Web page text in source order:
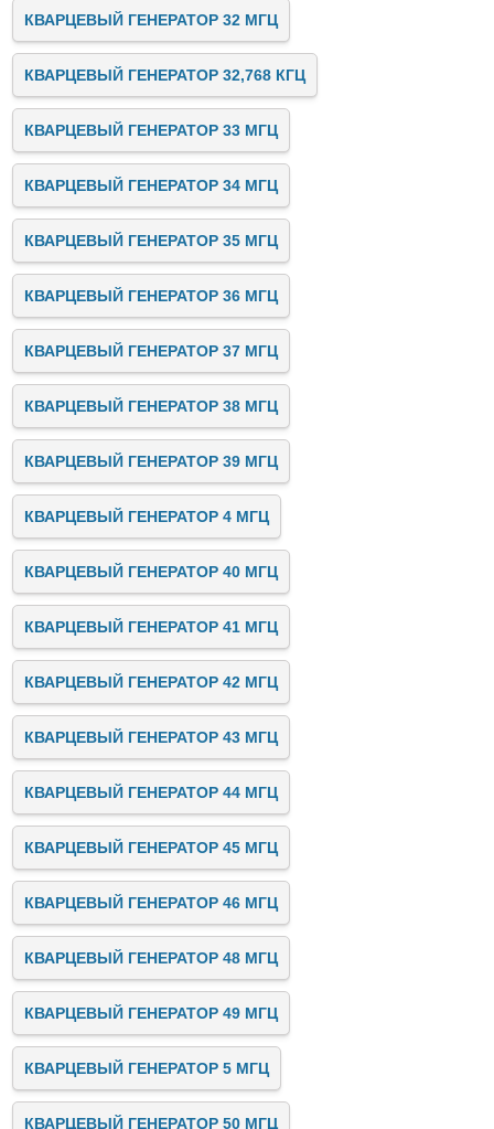
КВАРЦЕВЫЙ ГЕНЕРАТОР 32 МГЦ
КВАРЦЕВЫЙ ГЕНЕРАТОР 32,768 КГЦ
КВАРЦЕВЫЙ ГЕНЕРАТОР 33 МГЦ
КВАРЦЕВЫЙ ГЕНЕРАТОР 34 МГЦ
КВАРЦЕВЫЙ ГЕНЕРАТОР 35 МГЦ
КВАРЦЕВЫЙ ГЕНЕРАТОР 36 МГЦ
КВАРЦЕВЫЙ ГЕНЕРАТОР 37 МГЦ
КВАРЦЕВЫЙ ГЕНЕРАТОР 38 МГЦ
КВАРЦЕВЫЙ ГЕНЕРАТОР 39 МГЦ
КВАРЦЕВЫЙ ГЕНЕРАТОР 4 МГЦ
КВАРЦЕВЫЙ ГЕНЕРАТОР 40 МГЦ
КВАРЦЕВЫЙ ГЕНЕРАТОР 41 МГЦ
КВАРЦЕВЫЙ ГЕНЕРАТОР 42 МГЦ
КВАРЦЕВЫЙ ГЕНЕРАТОР 43 МГЦ
КВАРЦЕВЫЙ ГЕНЕРАТОР 44 МГЦ
КВАРЦЕВЫЙ ГЕНЕРАТОР 45 МГЦ
КВАРЦЕВЫЙ ГЕНЕРАТОР 46 МГЦ
КВАРЦЕВЫЙ ГЕНЕРАТОР 48 МГЦ
КВАРЦЕВЫЙ ГЕНЕРАТОР 49 МГЦ
КВАРЦЕВЫЙ ГЕНЕРАТОР 5 МГЦ
КВАРЦЕВЫЙ ГЕНЕРАТОР 50 МГЦ